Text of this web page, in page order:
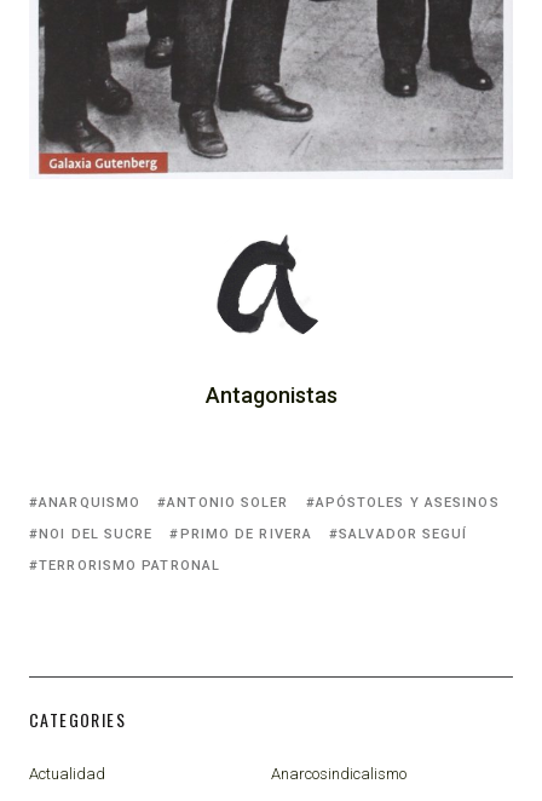
Antagonistas
ANARQUISMO ANTONIO SOLER
APÓSTOLES Y ASESINOS
NOI DEL SUCRE
PRIMO DE RIVERA
SALVADOR SEGUÍ
TERRORISMO PATRONAL
CATEGORIES
Actualidad Anarcosindicalismo